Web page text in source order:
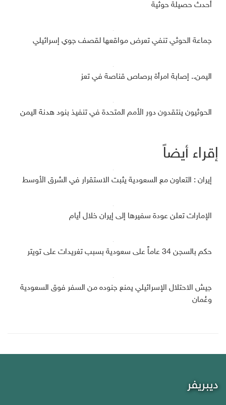
أحدث حصيلة حوثية
جماعة الحوثي تنفي تعرض مواقعها لقصف جوي إسرائيلي
اليمن.. إصابة امرأة برصاص قناصة في تعز
الحوثيون ينتقدون دور الأمم المتحدة في تنفيذ بنود هدنة اليمن
إقراء أيضاً
إيران : التعاون مع السعودية يثبت الاستقرار في الشرق الأوسط
الإمارات تعلن عودة سفيرها إلى إيران خلال أيام
حكم بالسجن 34 عاماً على سعودية بسبب تغريدات على تويتر
جيش الاحتلال الإسرائيلي يمنع جنوده من السفر فوق السعودية
وعُمان
ديبريفر